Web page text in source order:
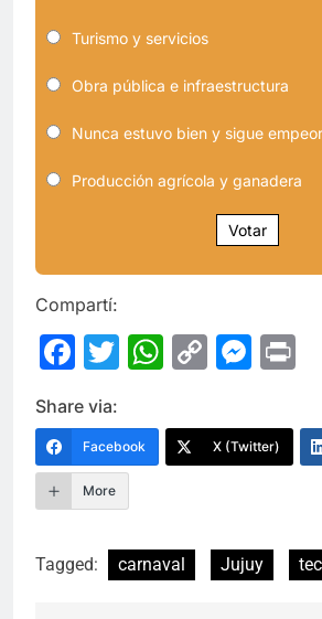
Turismo y servicios
Obra pública e infraestructura
Nunca estuvo bien y sigue
Producción agrícola y ganadera
Votar
Compartí:
Facebook
Twitter
WhatsApp
Copy
Share via:
Facebook X (Twitter)
More
Tagged: carnaval Jujuy